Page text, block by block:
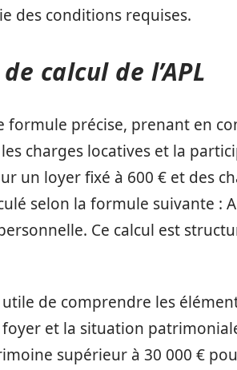
des conditions requises.
calcul de l’APL
formule précise, prenant en
charges locatives et la
un loyer fixé à 600 € et des
selon la formule suivante :
Ce calcul est
de comprendre les
foyer et la situation
supérieur à 30 000 €